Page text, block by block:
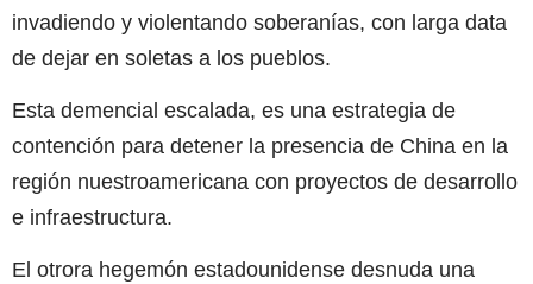
invadiendo y violentando soberanías, con larga data
de dejar en soletas a los pueblos.
Esta demencial escalada, es una estrategia de
contención para detener la presencia de China en la
región nuestroamericana con proyectos de desarrollo
e infraestructura.
El otrora hegemón estadounidense desnuda una